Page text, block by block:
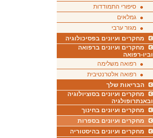
סיפורי התמודדות
גמלאים
מגזר ערבי
מחקרים ועיונים בפסיכולוגיה
מחקרים ועיונים ברפואה
וביו-רפואה
רפואה משלימה
רפואה אלטרנטיבית
הבריאות שלך
מחקרים ועיונים בסוציולוגיה
ובאנתרופולגיה
מחקרים ועיונים בחינוך
מחקרים ועיונים בספרות
מחקרים ועיונים בהיסטוריה